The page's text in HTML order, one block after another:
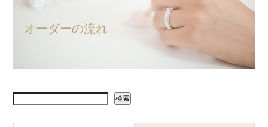
オーダーの流れ
検索